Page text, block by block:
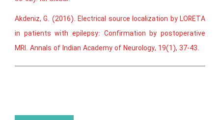
Akdeniz, G. (2016). Electrical source localization by LORETA
in patients with epilepsy: Confirmation by postoperative
MRI. Annals of Indian Academy of Neurology, 19(1), 37-43.